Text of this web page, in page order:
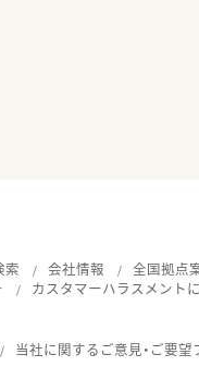
索 会社情報 全国拠点
カスタマーハラスメント
当社に関するご意見・ご要望